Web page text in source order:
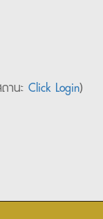
านะ Click Login)